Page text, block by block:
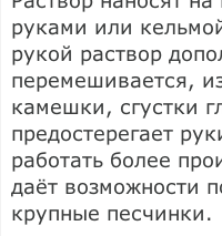
руками или
рукой раствор
перемешивается,
камешки, сгустки
предостерегает
работать более
даёт возможности
крупные песчинки.